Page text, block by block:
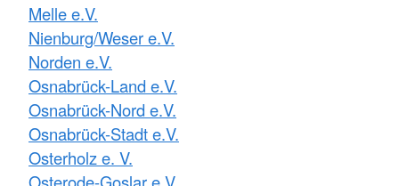
Melle e.V.
Nienburg/Weser e.V.
Norden e.V.
Osnabrück-Land e.V.
Osnabrück-Nord e.V.
Osnabrück-Stadt e.V.
Osterholz e. V.
Osterode-Goslar e.V.